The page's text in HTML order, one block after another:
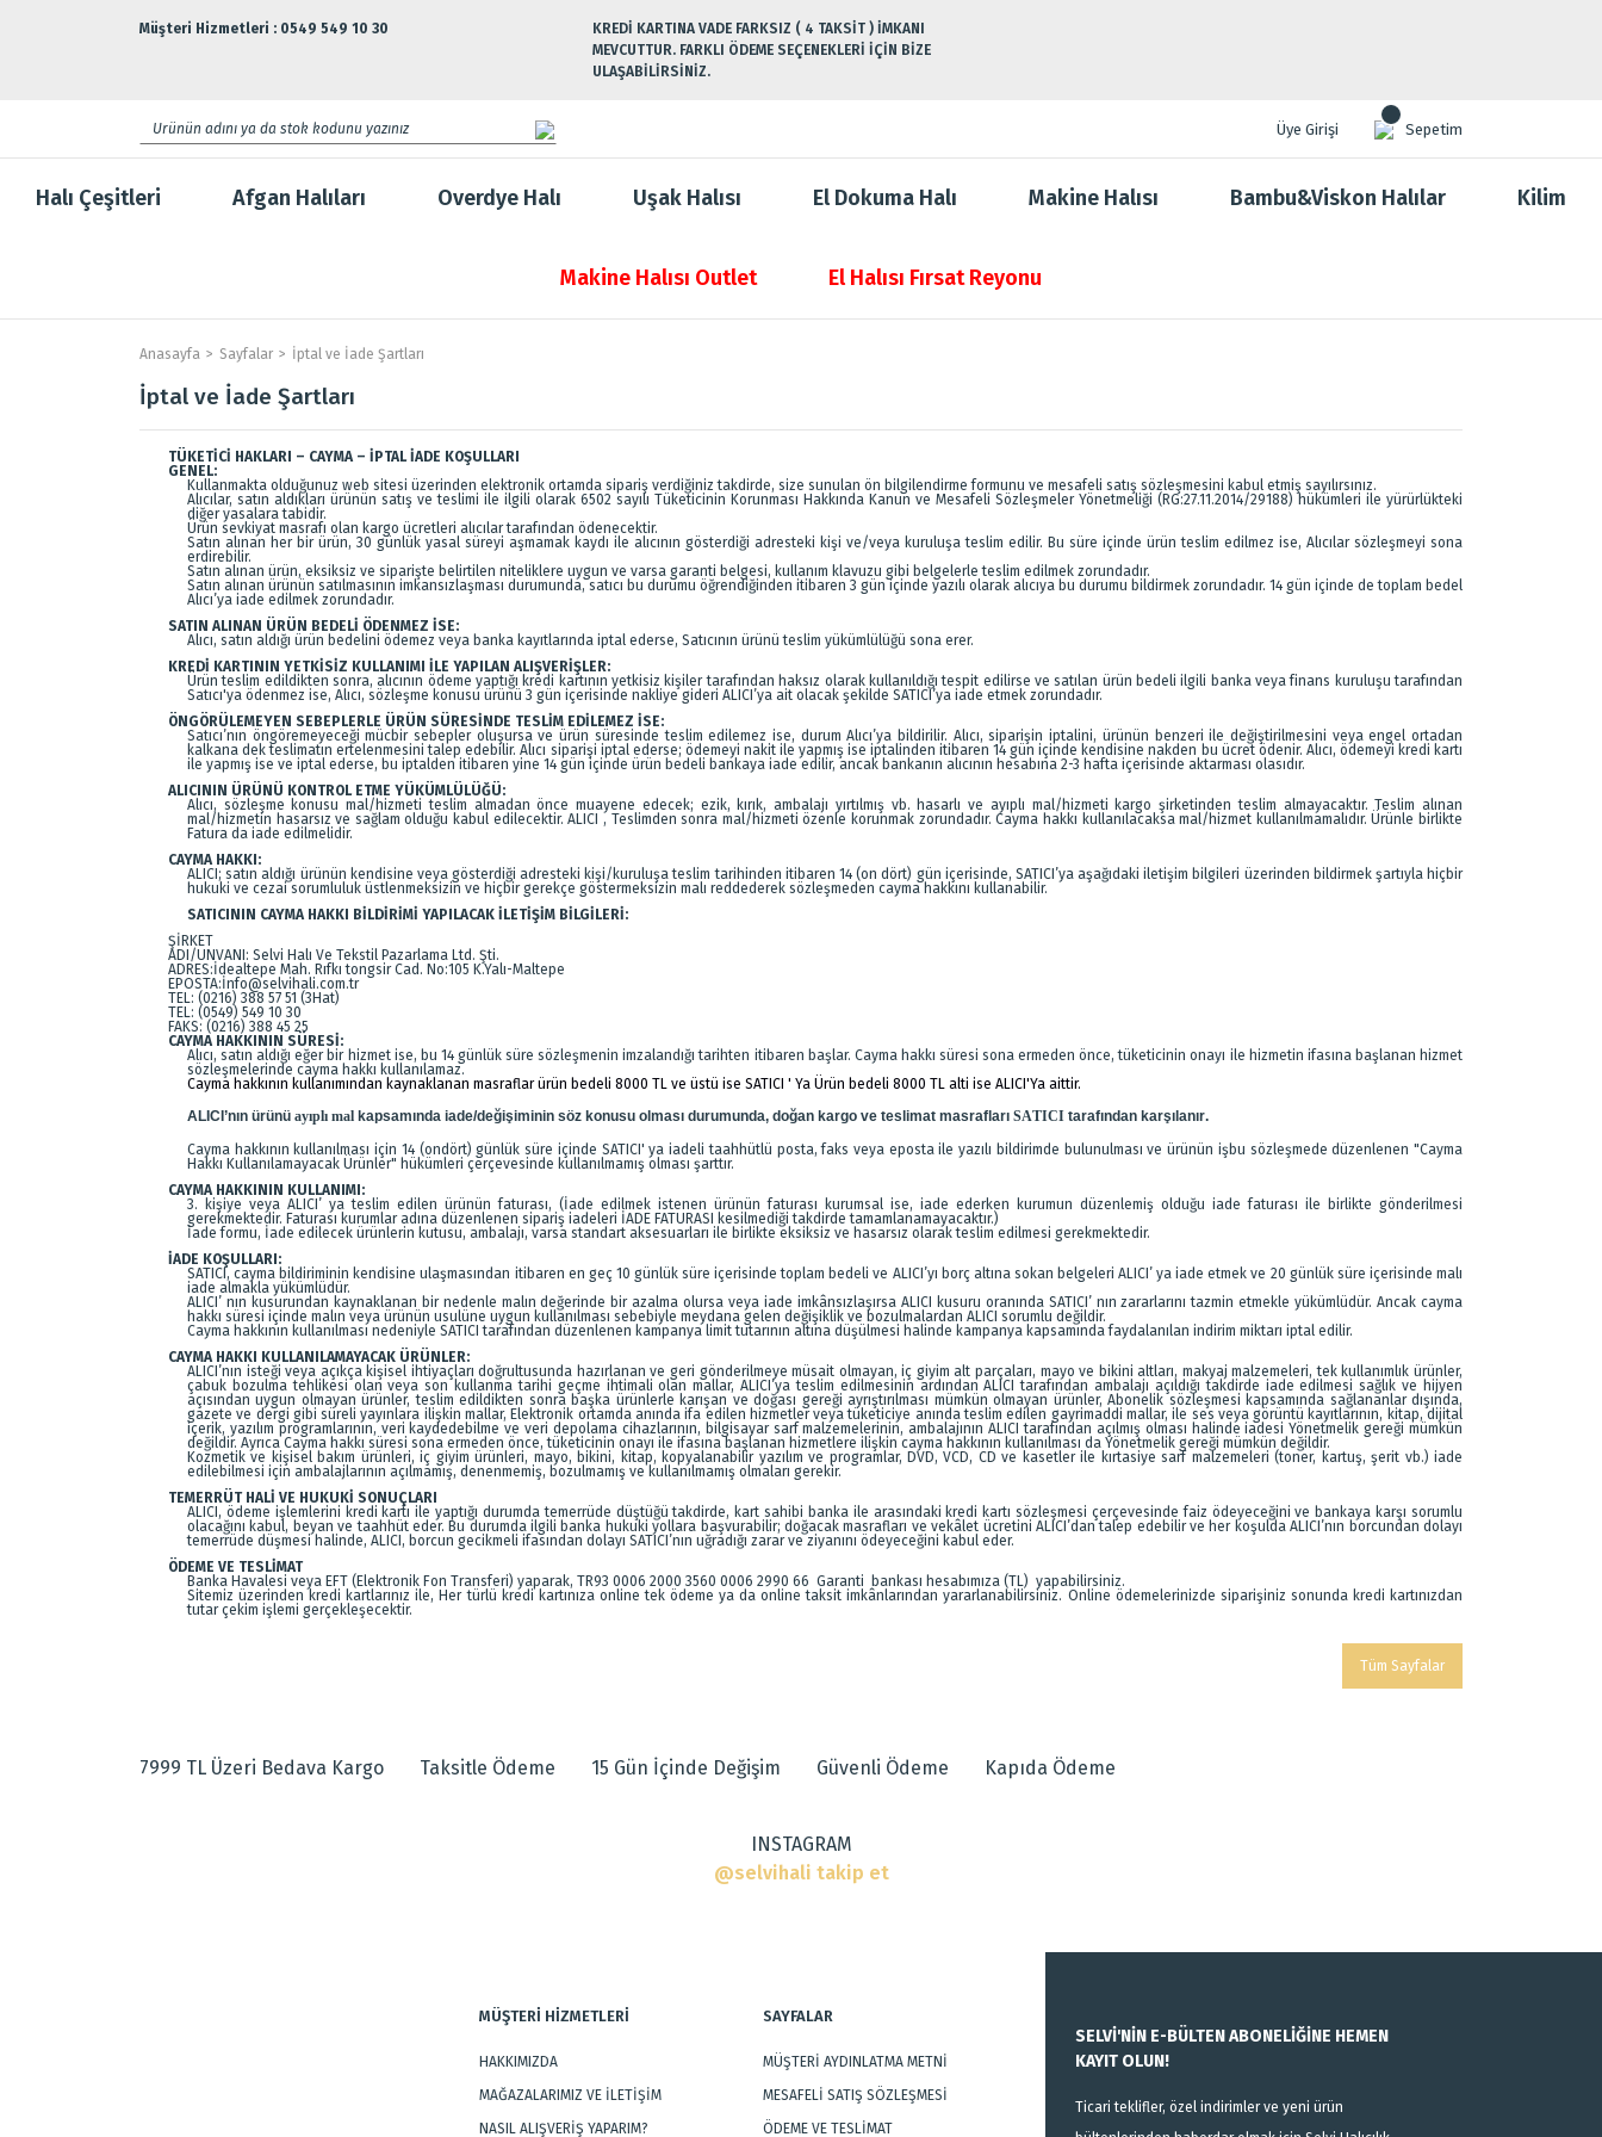
Müşteri Hizmetleri : 0549 549 10 30
KREDİ KARTINA VADE FARKSIZ ( 4 TAKSİT ) İMKANI
MEVCUTTUR. FARKLI ÖDEME SEÇENEKLERİ İÇİN BİZE
ULAŞABİLİRSİNİZ.
Üye Girişi Sepetim
Halı Çeşitleri Afgan Halıları Overdye Halı Uşak Halısı El Dokuma Halı Makine Halısı Bambu&Viskon Halılar Kilim
Makine Halısı Outlet El Halısı Fırsat Reyonu
Anasayfa Sayfalar İptal ve İade Şartları
İptal ve İade Şartları
TÜKETİCİ HAKLARI – CAYMA – İPTAL İADE KOŞULLARI
GENEL:
Kullanmakta olduğunuz web sitesi üzerinden elektronik ortamda sipariş verdiğiniz takdirde, size sunulan ön bilgilendirme formunu ve mesafeli satış sözleşmesini kabul etmiş sayılırsınız.
Alıcılar, satın aldıkları ürünün satış ve teslimi ile ilgili olarak 6502 sayılı Tüketicinin Korunması Hakkında Kanun ve Mesafeli Sözleşmeler Yönetmeliği (RG:27.11.2014/29188) hükümleri ile yürürlükteki
diğer yasalara tabidir.
Ürün sevkiyat masrafı olan kargo ücretleri alıcılar tarafından ödenecektir.
Satın alınan her bir ürün, 30 günlük yasal süreyi aşmamak kaydı ile alıcının gösterdiği adresteki kişi ve/veya kuruluşa teslim edilir. Bu süre içinde ürün teslim edilmez ise, Alıcılar sözleşmeyi sona
erdirebilir.
Satın alınan ürün, eksiksiz ve siparişte belirtilen niteliklere uygun ve varsa garanti belgesi, kullanım klavuzu gibi belgelerle teslim edilmek zorundadır.
Satın alınan ürünün satılmasının imkansızlaşması durumunda, satıcı bu durumu öğrendiğinden itibaren 3 gün içinde yazılı olarak alıcıya bu durumu bildirmek zorundadır. 14 gün içinde de toplam bedel
Alıcı’ya iade edilmek zorundadır.
SATIN ALINAN ÜRÜN BEDELİ ÖDENMEZ İSE:
Alıcı, satın aldığı ürün bedelini ödemez veya banka kayıtlarında iptal ederse, Satıcının ürünü teslim yükümlülüğü sona erer.
KREDİ KARTININ YETKİSİZ KULLANIMI İLE YAPILAN ALIŞVERİŞLER:
Ürün teslim edildikten sonra, alıcının ödeme yaptığı kredi kartının yetkisiz kişiler tarafından haksız olarak kullanıldığı tespit edilirse ve satılan ürün bedeli ilgili banka veya finans kuruluşu tarafından
Satıcı'ya ödenmez ise, Alıcı, sözleşme konusu ürünü 3 gün içerisinde nakliye gideri ALICI’ya ait olacak şekilde SATICI’ya iade etmek zorundadır.
ÖNGÖRÜLEMEYEN SEBEPLERLE ÜRÜN SÜRESİNDE TESLİM EDİLEMEZ İSE:
Satıcı’nın öngöremeyeceği mücbir sebepler oluşursa ve ürün süresinde teslim edilemez ise, durum Alıcı’ya bildirilir. Alıcı, siparişin iptalini, ürünün benzeri ile değiştirilmesini veya engel ortadan
kalkana dek teslimatın ertelenmesini talep edebilir. Alıcı siparişi iptal ederse; ödemeyi nakit ile yapmış ise iptalinden itibaren 14 gün içinde kendisine nakden bu ücret ödenir. Alıcı, ödemeyi kredi kartı
ile yapmış ise ve iptal ederse, bu iptalden itibaren yine 14 gün içinde ürün bedeli bankaya iade edilir, ancak bankanın alıcının hesabına 2-3 hafta içerisinde aktarması olasıdır.
ALICININ ÜRÜNÜ KONTROL ETME YÜKÜMLÜLÜĞÜ:
Alıcı, sözleşme konusu mal/hizmeti teslim almadan önce muayene edecek; ezik, kırık, ambalajı yırtılmış vb. hasarlı ve ayıplı mal/hizmeti kargo şirketinden teslim almayacaktır. Teslim alınan
mal/hizmetin hasarsız ve sağlam olduğu kabul edilecektir. ALICI , Teslimden sonra mal/hizmeti özenle korunmak zorundadır. Cayma hakkı kullanılacaksa mal/hizmet kullanılmamalıdır. Ürünle birlikte
Fatura da iade edilmelidir.
CAYMA HAKKI:
ALICI; satın aldığı ürünün kendisine veya gösterdiği adresteki kişi/kuruluşa teslim tarihinden itibaren 14 (on dört) gün içerisinde, SATICI’ya aşağıdaki iletişim bilgileri üzerinden bildirmek şartıyla hiçbir
hukuki ve cezai sorumluluk üstlenmeksizin ve hiçbir gerekçe göstermeksizin malı reddederek sözleşmeden cayma hakkını kullanabilir.
SATICININ CAYMA HAKKI BİLDİRİMİ YAPILACAK İLETİŞİM BİLGİLERİ:
ŞİRKET
ADI/UNVANI: Selvi Halı Ve Tekstil Pazarlama Ltd. Şti.
ADRES:İdealtepe Mah. Rıfkı tongsir Cad. No:105 K.Yalı-Maltepe
EPOSTA:İnfo@selvihali.com.tr
TEL: (0216) 388 57 51 (3Hat)
TEL: (0549) 549 10 30
FAKS: (0216) 388 45 25
CAYMA HAKKININ SÜRESİ:
Alıcı, satın aldığı eğer bir hizmet ise, bu 14 günlük süre sözleşmenin imzalandığı tarihten itibaren başlar. Cayma hakkı süresi sona ermeden önce, tüketicinin onayı ile hizmetin ifasına başlanan hizmet
sözleşmelerinde cayma hakkı kullanılamaz.
Cayma hakkının kullanımından kaynaklanan masraflar ürün bedeli 8000 TL ve üstü ise SATICI ' Ya Ürün bedeli 8000 TL alti ise ALICI'Ya aittir.
ALICI’nın ürünü ayıplı mal kapsamında iade/değişiminin söz konusu olması durumunda, doğan kargo ve teslimat masrafları SATICI tarafından karşılanır.
Cayma hakkının kullanılması için 14 (ondört) günlük süre içinde SATICI' ya iadeli taahhütlü posta, faks veya eposta ile yazılı bildirimde bulunulması ve ürünün işbu sözleşmede düzenlenen "Cayma
Hakkı Kullanılamayacak Ürünler" hükümleri çerçevesinde kullanılmamış olması şarttır.
CAYMA HAKKININ KULLANIMI:
3. kişiye veya ALICI’ ya teslim edilen ürünün faturası, (İade edilmek istenen ürünün faturası kurumsal ise, iade ederken kurumun düzenlemiş olduğu iade faturası ile birlikte gönderilmesi
gerekmektedir. Faturası kurumlar adına düzenlenen sipariş iadeleri İADE FATURASI kesilmediği takdirde tamamlanamayacaktır.)
İade formu, İade edilecek ürünlerin kutusu, ambalajı, varsa standart aksesuarları ile birlikte eksiksiz ve hasarsız olarak teslim edilmesi gerekmektedir.
İADE KOŞULLARI:
SATICI, cayma bildiriminin kendisine ulaşmasından itibaren en geç 10 günlük süre içerisinde toplam bedeli ve ALICI’yı borç altına sokan belgeleri ALICI’ ya iade etmek ve 20 günlük süre içerisinde malı
iade almakla yükümlüdür.
ALICI’ nın kusurundan kaynaklanan bir nedenle malın değerinde bir azalma olursa veya iade imkânsızlaşırsa ALICI kusuru oranında SATICI’ nın zararlarını tazmin etmekle yükümlüdür. Ancak cayma
hakkı süresi içinde malın veya ürünün usulüne uygun kullanılması sebebiyle meydana gelen değişiklik ve bozulmalardan ALICI sorumlu değildir.
Cayma hakkının kullanılması nedeniyle SATICI tarafından düzenlenen kampanya limit tutarının altına düşülmesi halinde kampanya kapsamında faydalanılan indirim miktarı iptal edilir.
CAYMA HAKKI KULLANILAMAYACAK ÜRÜNLER:
ALICI’nın isteği veya açıkça kişisel ihtiyaçları doğrultusunda hazırlanan ve geri gönderilmeye müsait olmayan, iç giyim alt parçaları, mayo ve bikini altları, makyaj malzemeleri, tek kullanımlık ürünler,
çabuk bozulma tehlikesi olan veya son kullanma tarihi geçme ihtimali olan mallar, ALICI’ya teslim edilmesinin ardından ALICI tarafından ambalajı açıldığı takdirde iade edilmesi sağlık ve hijyen
açısından uygun olmayan ürünler, teslim edildikten sonra başka ürünlerle karışan ve doğası gereği ayrıştırılması mümkün olmayan ürünler, Abonelik sözleşmesi kapsamında sağlananlar dışında,
gazete ve dergi gibi süreli yayınlara ilişkin mallar, Elektronik ortamda anında ifa edilen hizmetler veya tüketiciye anında teslim edilen gayrimaddi mallar, ile ses veya görüntü kayıtlarının, kitap, dijital
içerik, yazılım programlarının, veri kaydedebilme ve veri depolama cihazlarının, bilgisayar sarf malzemelerinin, ambalajının ALICI tarafından açılmış olması halinde iadesi Yönetmelik gereği mümkün
değildir. Ayrıca Cayma hakkı süresi sona ermeden önce, tüketicinin onayı ile ifasına başlanan hizmetlere ilişkin cayma hakkının kullanılması da Yönetmelik gereği mümkün değildir.
Kozmetik ve kişisel bakım ürünleri, iç giyim ürünleri, mayo, bikini, kitap, kopyalanabilir yazılım ve programlar, DVD, VCD, CD ve kasetler ile kırtasiye sarf malzemeleri (toner, kartuş, şerit vb.) iade
edilebilmesi için ambalajlarının açılmamış, denenmemiş, bozulmamış ve kullanılmamış olmaları gerekir.
TEMERRÜT HALİ VE HUKUKİ SONUÇLARI
ALICI, ödeme işlemlerini kredi kartı ile yaptığı durumda temerrüde düştüğü takdirde, kart sahibi banka ile arasındaki kredi kartı sözleşmesi çerçevesinde faiz ödeyeceğini ve bankaya karşı sorumlu
olacağını kabul, beyan ve taahhüt eder. Bu durumda ilgili banka hukuki yollara başvurabilir; doğacak masrafları ve vekâlet ücretini ALICI’dan talep edebilir ve her koşulda ALICI’nın borcundan dolayı
temerrüde düşmesi halinde, ALICI, borcun gecikmeli ifasından dolayı SATICI’nın uğradığı zarar ve ziyanını ödeyeceğini kabul eder.
ÖDEME VE TESLİMAT
Banka Havalesi veya EFT (Elektronik Fon Transferi) yaparak, TR93 0006 2000 3560 0006 2990 66 Garanti bankası hesabımıza (TL) yapabilirsiniz.
Sitemiz üzerinden kredi kartlarınız ile, Her türlü kredi kartınıza online tek ödeme ya da online taksit imkânlarından yararlanabilirsiniz. Online ödemelerinizde siparişiniz sonunda kredi kartınızdan
tutar çekim işlemi gerçekleşecektir.
Tüm Sayfalar
7999 TL Üzeri Bedava Kargo Taksitle Ödeme 15 Gün İçinde Değişim Güvenli Ödeme Kapıda Ödeme
INSTAGRAM
@selvihali takip et
MÜŞTERİ HİZMETLERİ
HAKKIMIZDA
MAĞAZALARIMIZ VE İLETİŞİM
NASIL ALIŞVERİŞ YAPARIM?
SAYFALAR
MÜŞTERİ AYDINLATMA METNİ
MESAFELİ SATIŞ SÖZLEŞMESİ
ÖDEME VE TESLİMAT
SELVİ'NİN E-BÜLTEN ABONELİĞİNE HEMEN
KAYIT OLUN!
Ticari teklifler, özel indirimler ve yeni ürün